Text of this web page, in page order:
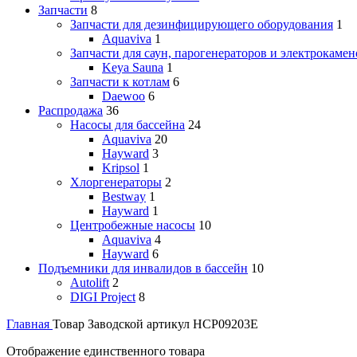
Запчасти 8
Запчасти для дезинфицирующего оборудования 1
Aquaviva 1
Запчасти для саун, парогенераторов и
Keya Sauna 1
Запчасти к котлам 6
Daewoo 6
Распродажа 36
Насосы для бассейна 24
Aquaviva 20
Hayward 3
Kripsol 1
Хлоргенераторы 2
Bestway 1
Hayward 1
Центробежные насосы 10
Aquaviva 4
Hayward 6
Подъемники для инвалидов в бассейн 10
Autolift 2
DIGI Project 8
Главная Товар Заводской артикул HCP09203E
Отображение единственного товара